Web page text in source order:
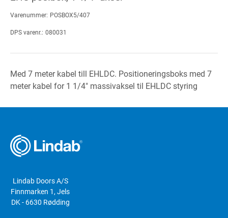
Varenummer: POSBOX5/407
DPS varenr.: 080031
Med 7 meter kabel till EHLDC. Positioneringsboks med 7
meter kabel for 1 1/4" massivaksel til EHLDC styring
Lindab Doors A/S
Finnmarken 1, Jels
DK - 6630 Rødding